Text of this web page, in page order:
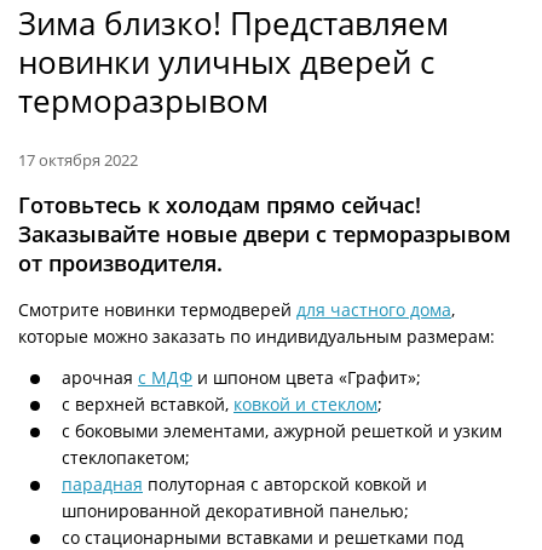
Зима близко! Представляем
новинки уличных дверей с
терморазрывом
17 октября 2022
Готовьтесь к холодам прямо сейчас!
Заказывайте новые двери с терморазрывом
от производителя.
Смотрите новинки термодверей для частного дома,
которые можно заказать по индивидуальным размерам:
арочная с МДФ и шпоном цвета «Графит»;
с верхней вставкой, ковкой и стеклом;
с боковыми элементами, ажурной решеткой и узким
стеклопакетом;
парадная полуторная с авторской ковкой и
шпонированной декоративной панелью;
со стационарными вставками и решетками под